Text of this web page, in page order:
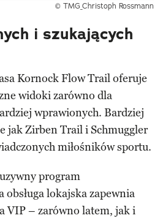
© TMG_Christoph Rossmann
i szukających
Kornock Flow Trail oferuje
widoki zarówno dla
wprawionych. Bardziej
jak Zirben Trail i Schmuggler
miłośników sportu.
program
obsługa lokajska zapewnia
VIP – zarówno latem, jak i